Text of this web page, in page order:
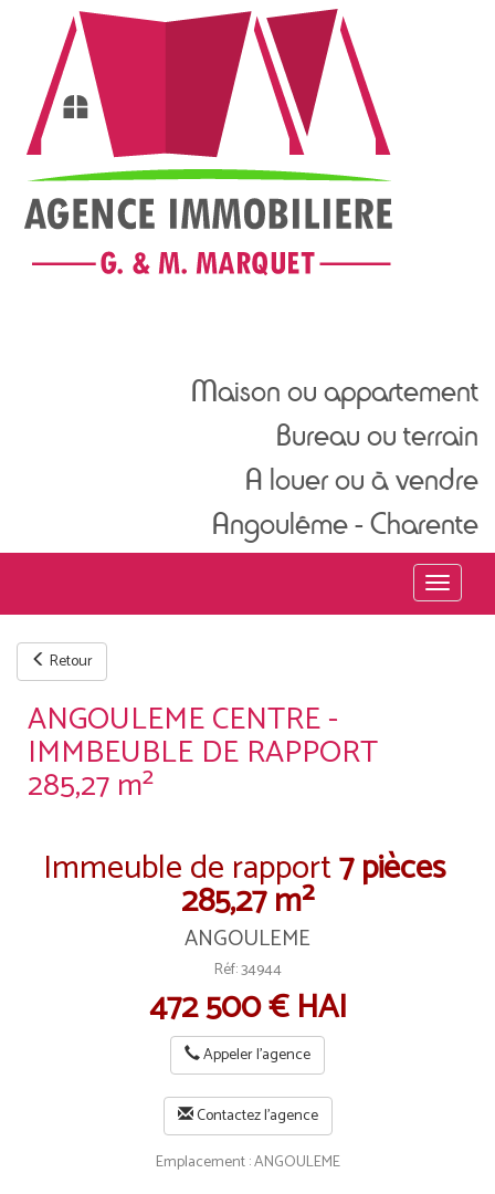
Maison ou appartement
Bureau ou terrain
A louer ou à vendre
Angoulême - Charente
Menu
Retour
ANGOULEME CENTRE -
IMMBEUBLE DE RAPPORT
285,27 m²
Immeuble de rapport7 pièces
285,27 m²
ANGOULEME
Réf: 34944
472 500 € HAI
Appeler l'agence
Contactez l'agence
Emplacement : ANGOULEME